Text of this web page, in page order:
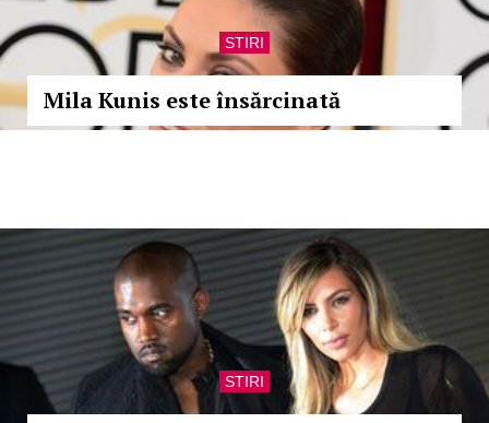
STIRI
Mila Kunis este însărcinată
STIRI